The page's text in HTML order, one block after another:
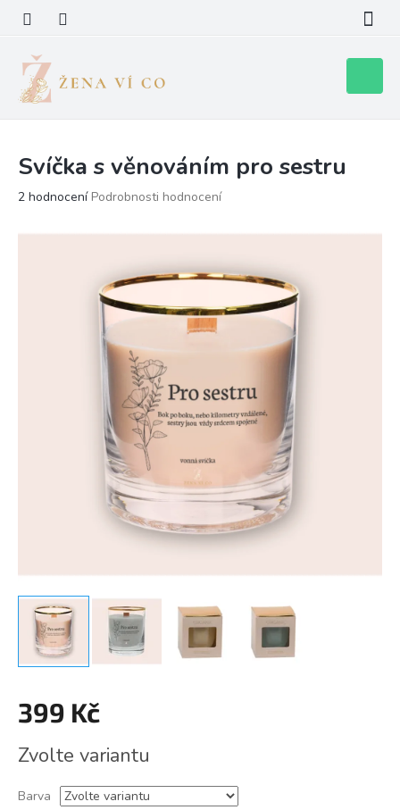
obsah
košík
Svíčka s věnováním pro sestru
Průměrné
produktu
2 hodnocení Podrobnosti hodnocení
399 Kč
cena:
Zvolte variantu
Barva